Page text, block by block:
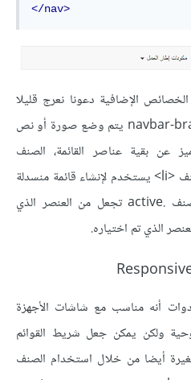
</nav>
الإضافية دعونا نعرج قليلا
على الشيفرة السابقة. الصنف .navbar-brand يتم وضع صورة أو نص
عن بقية عناصر القائمة، الصنف
.dropdown المستخدم مع الصنف <li> يستخدم لإنشاء قائمة منسدلة
كما تعرفنا على ذلك مسبقا، والصنف .active تجعل من العنصر الذي
الذي تم اختياره.
أنه مناسب مع شاشات الأجهزة
ولكن يمكن جعل شريط القوائم
أيضا من خلال استخدام الصنف